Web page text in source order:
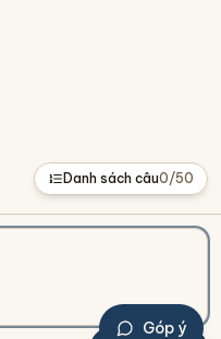
Danh sách câu0/50
Góp ý